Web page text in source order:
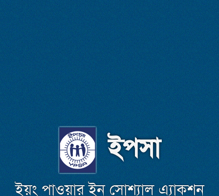
ইপসা
ইয়ং পাওয়ার ইন সোশ্যাল এ্যাকশন